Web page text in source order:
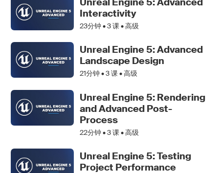
Interactivity
23分钟 •3课 • 高级
Unreal Engine 5: Advanced
Landscape Design
21分钟 •3课 • 高级
Unreal Engine 5: Rendering
and Advanced Post-
Process
22分钟 •3课 • 高级
Unreal Engine 5: Testing
Project Performance